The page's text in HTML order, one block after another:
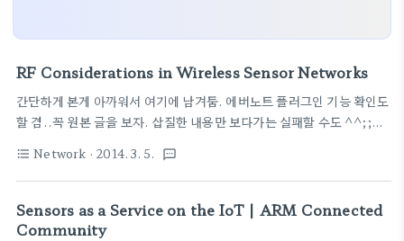
RF Considerations in Wireless Sensor Networks
간단하게 본게 아까워서 여기에 남겨둠. 에버노트 플러그인 기능 확인도
할 겸..꼭 원본 글을 보자. 삽질한 내용만 보다가는 실패할 수도 ^^;;살
글 : RF Considerations in Wireless Sensor Networks 아래내
용은 간단히 필요한 내용만 추려서 삽질~~ 전통적인 WSN은 센서,
MCU, RF로 구성이 된다. 센서는 언제나 파워가 공급된다 배터리로,
따라서 파워소모량이 핵심적인 고려사항이다. 일반적으로 데이터 처리
format_list_bulleted Network · 2014. 3. 5. textsms
Sensors as a Service on the IoT | ARM Connected
Community